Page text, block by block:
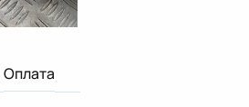
Оплата